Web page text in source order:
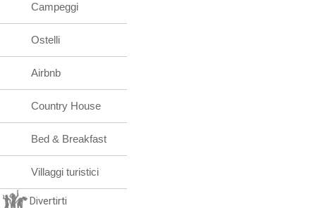
Campeggi
Ostelli
Airbnb
Country House
Bed & Breakfast
Villaggi turistici
Divertirti